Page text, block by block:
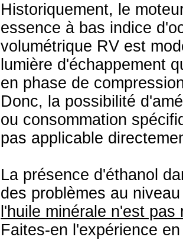
Historiquement, le
essence à bas indice
volumétrique RV est
lumière d'échappement
en phase de
Donc, la possibilité
ou consommation
pas applicable
La présence d'éthanol
des problèmes au
l'huile minérale n'est
Faites-en l'expérience